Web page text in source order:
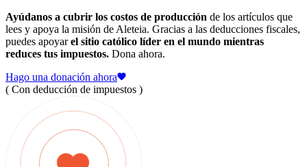
Ayúdanos a cubrir los costos de producción de los artículos que
lees y apoya la misión de Aleteia. Gracias a las deducciones fiscales,
puedes apoyarel sitio católico líder en el mundo mientras
reduces tus impuestos. Dona ahora.
Hago una donación ahora
( Con deducción de impuestos )